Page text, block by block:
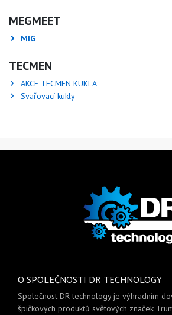
MEGMEET
MIG
TECMEN
AKCE TECMEN KUKLA
Svařovací kukly
O SPOLEČNOSTI DR TECHNOLOGY
Společnost DR technology je výhradním
špičkových produktů světových značek